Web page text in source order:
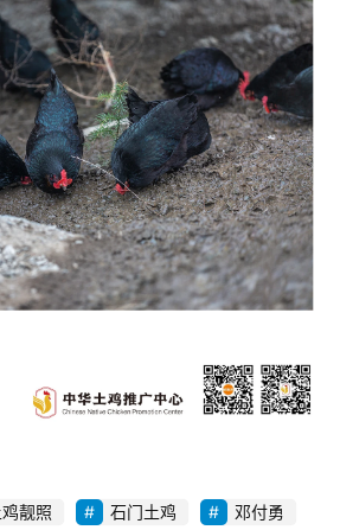
靓照 石门土鸡 邓付勇